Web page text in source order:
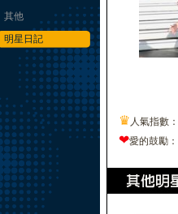
其他
明星日記
♛ 人氣指數：
❤愛的鼓勵：